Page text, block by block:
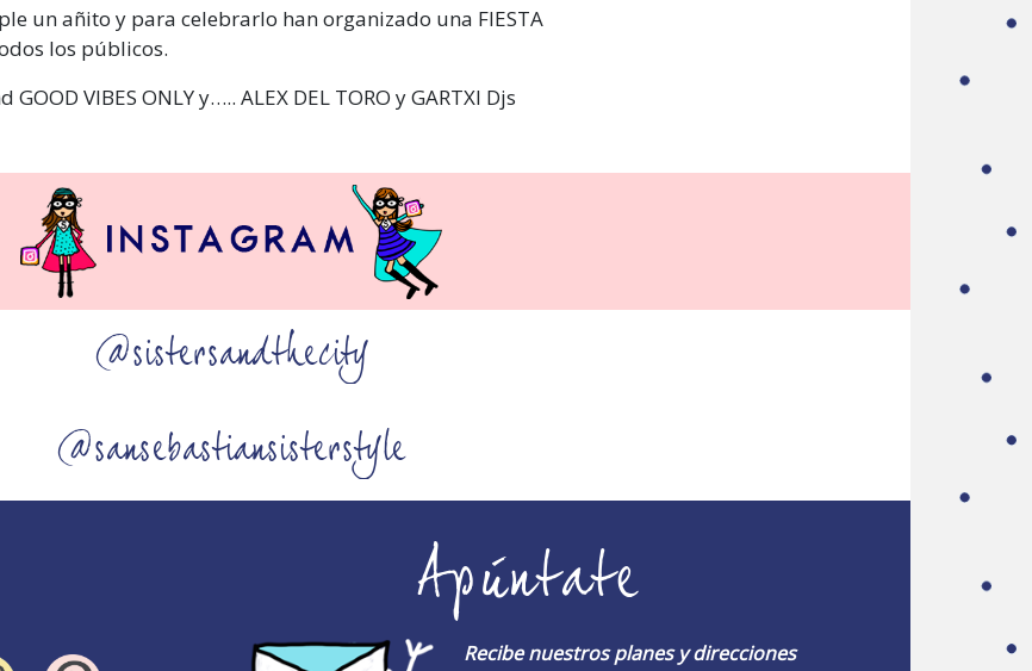
un añito y para celebrarlo han organizado una FIESTA
los públicos.
GOOD VIBES ONLY y….. ALEX DEL TORO y GARTXI Djs
@sistersandthecity
@sansebastiansisterstyle
Apúntate
Recibe nuestros planes y direcciones